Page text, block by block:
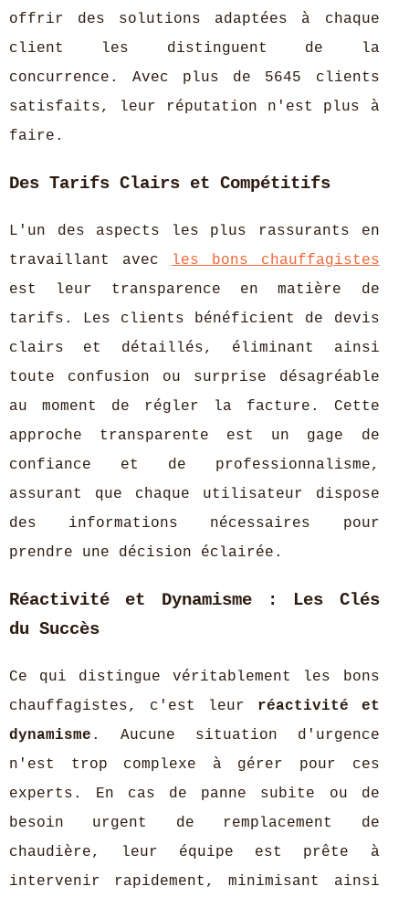
offrir des solutions adaptées à chaque
client les distinguent de la
concurrence. Avec plus de 5645 clients
satisfaits, leur réputation n'est plus à
faire.
Des Tarifs Clairs et Compétitifs
L'un des aspects les plus rassurants en
travaillant avec
les bons chauffagistes
est leur transparence en matière de
tarifs. Les clients bénéficient de devis
clairs et détaillés, éliminant ainsi
toute confusion ou surprise désagréable
au moment de régler la facture. Cette
approche transparente est un gage de
confiance et de professionnalisme,
assurant que chaque utilisateur dispose
des informations nécessaires pour
prendre une décision éclairée.
Réactivité et Dynamisme : Les Clés
du Succès
Ce qui distingue véritablement les bons
chauffagistes, c'est leur réactivité et
dynamisme . Aucune situation d'urgence
n'est trop complexe à gérer pour ces
experts. En cas de panne subite ou de
besoin urgent de remplacement de
chaudière, leur équipe est prête à
intervenir rapidement, minimisant ainsi